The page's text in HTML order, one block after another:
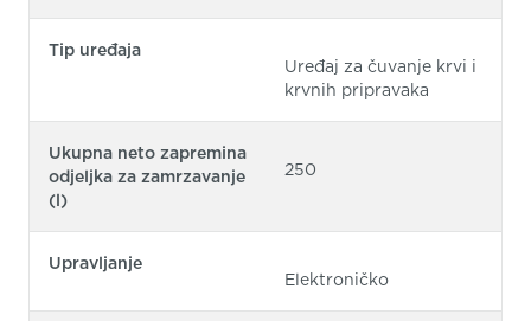
Tip uređaja
Uređaj za čuvanje krvi i
krvnih pripravaka
Ukupna neto zapremina
odjeljka za zamrzavanje
(l)
250
Upravljanje
Elektroničko